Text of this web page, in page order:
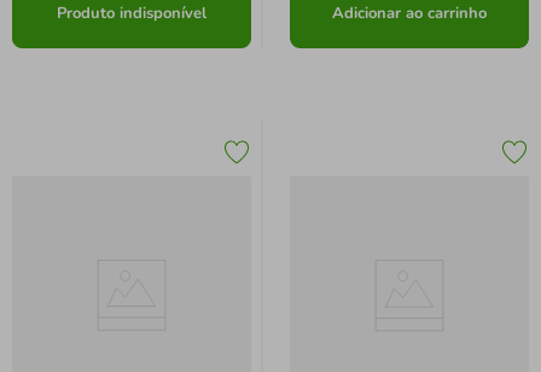
Produto indisponível Adicionar ao carrinho